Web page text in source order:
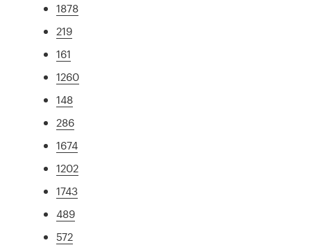
1878
219
161
1260
148
286
1674
1202
1743
489
572